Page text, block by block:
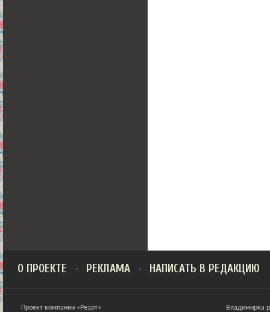
О ПРОЕКТЕ РЕКЛАМА НАПИСАТЬ В РЕДАКЦИЮ
Проект компании «Реарт» Владимирка